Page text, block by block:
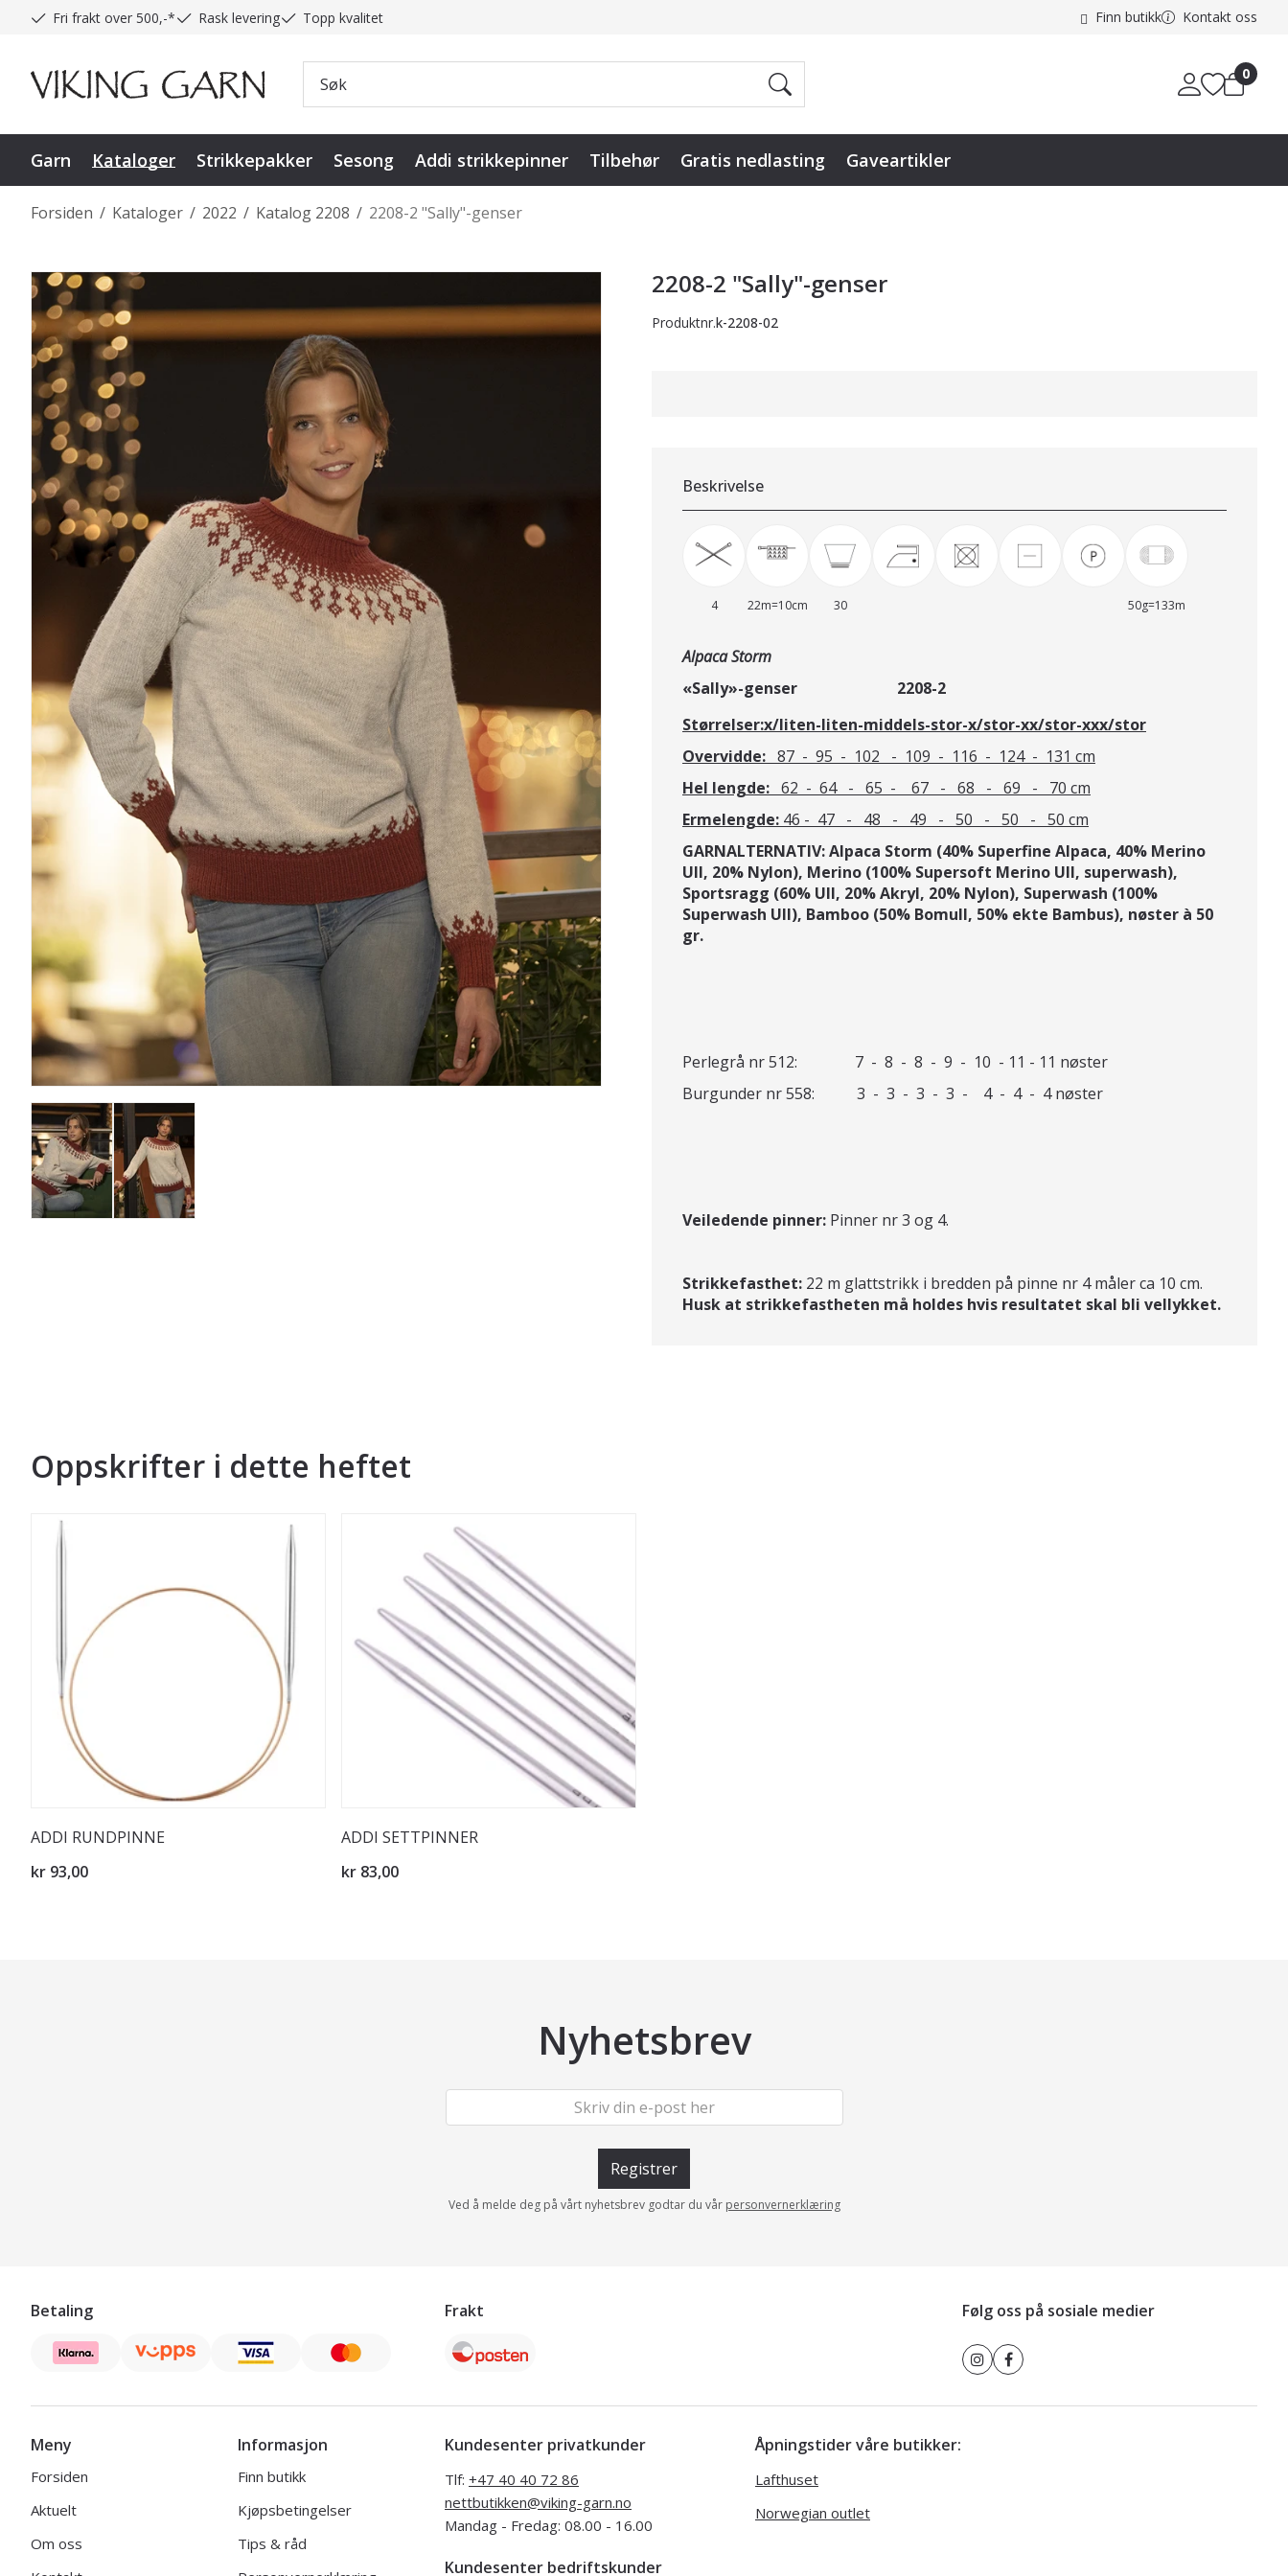
Fri frakt over 500,-* Rask levering Topp kvalitet Finn butikk Kontakt oss
0
Garn Kataloger Strikkepakker Sesong Addi strikkepinner Tilbehør Gratis nedlasting Gaveartikler
/
Forsiden /
Kataloger /
2022 /
Katalog 2208 2208-2 "Sally"-genser
2208-2 "Sally"-genser
Produktnr.k-2208-02
Beskrivelse
4 22m=10cm 30 50g=133m
Alpaca Storm
«Sally»-genser 2208-2
Størrelser:x/liten-liten-middels-stor-x/stor-xx/stor-xxx/stor
Overvidde: 87 - 95 - 102 - 109 - 116 - 124 - 131 cm
Hel lengde: 62 - 64 - 65 - 67 - 68 - 69 - 70 cm
Ermelengde: 46 - 47 - 48 - 49 - 50 - 50 - 50 cm
GARNALTERNATIV: Alpaca Storm (40% Superfine Alpaca, 40% Merino
Ull, 20% Nylon), Merino (100% Supersoft Merino Ull, superwash),
Sportsragg (60% Ull, 20% Akryl, 20% Nylon), Superwash (100%
Superwash Ull), Bamboo (50% Bomull, 50% ekte Bambus), nøster à 50
gr.
Perlegrå nr 512: 7 - 8 - 8 - 9 - 10 - 11 - 11 nøster
Burgunder nr 558: 3 - 3 - 3 - 3 - 4 - 4 - 4 nøster
Veiledende pinner: Pinner nr 3 og 4.
Strikkefasthet: 22 m glattstrikk i bredden på pinne nr 4 måler ca 10 cm.
Husk at strikkefastheten må holdes hvis resultatet skal bli vellykket.
Oppskrifter i dette heftet
ADDI RUNDPINNE
kr 93,00
ADDI SETTPINNER
kr 83,00
Nyhetsbrev
Registrer
Ved å melde deg på vårt nyhetsbrev godtar du vår personvernerklæring
Betaling Frakt Følg oss på sosiale medier
Meny
Forsiden
Aktuelt
Om oss
Informasjon
Finn butikk
Kjøpsbetingelser
Tips & råd
Kundesenter privatkunder
Tlf: +47 40 40 72 86
nettbutikken@viking-garn.no
Mandag - Fredag: 08.00 - 16.00
Kundesenter bedriftskunder
Åpningstider våre butikker:
Lafthuset
Norwegian outlet